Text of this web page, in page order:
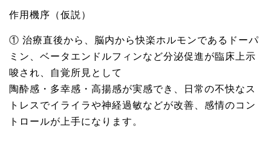
作用機序（仮説）
① 治療直後から、脳内から快楽ホルモンであるドーパ
ミン、ベータエンドルフィンなど分泌促進が臨床上示
唆され、自覚所見として
陶酔感・多幸感・高揚感が実感でき、日常の不快なス
トレスでイライラや神経過敏などが改善、感情のコン
トロールが上手になります。